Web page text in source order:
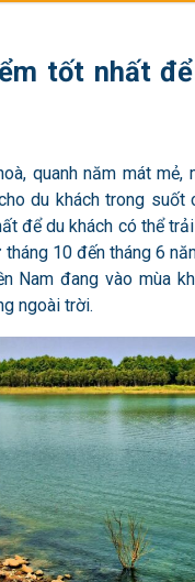
tốt nhất
quanh năm mát mẻ,
du khách trong suốt
để du khách có thể
10 đến tháng 6
Nam đang vào mùa
ngoài trời.